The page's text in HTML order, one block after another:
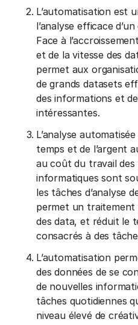
L’automatisation est
l’analyse efficace
Face à
et de la vitesse des
permet aux
de grands datasets
des informations et
intéressantes.
L’analyse
temps et de l’argent
au coût du travail des
informatiques sont
les tâches d’analyse
permet un traitement
des data, et réduit le
consacrés à des
L’automatisation
des données de se
de nouvelles
tâches quotidiennes
niveau élevé de